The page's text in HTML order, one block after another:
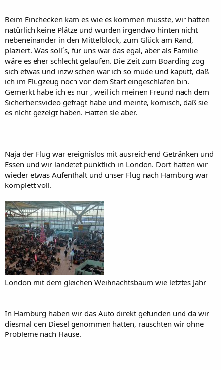
Beim Einchecken kam es wie es kommen musste, wir hatten
natürlich keine Plätze und wurden irgendwo hinten nicht
nebeneinander in den Mittelblock, zum Glück am Rand,
plaziert. Was soll´s, für uns war das egal, aber als Familie
wäre es eher schlecht gelaufen. Die Zeit zum Boarding zog
sich etwas und inzwischen war ich so müde und kaputt, daß
ich im Flugzeug noch vor dem Start eingeschlafen bin.
Gemerkt habe ich es nur , weil ich meinen Freund nach dem
Sicherheitsvideo gefragt habe und meinte, komisch, daß sie
es nicht gezeigt haben. Hatten sie aber.
Naja der Flug war ereignislos mit ausreichend Getränken und
Essen und wir landetet pünktlich in London. Dort hatten wir
wieder etwas Aufenthalt und unser Flug nach Hamburg war
komplett voll.
London mit dem gleichen Weihnachtsbaum wie letztes Jahr
In Hamburg haben wir das Auto direkt gefunden und da wir
diesmal den Diesel genommen hatten, rauschten wir ohne
Probleme nach Hause.